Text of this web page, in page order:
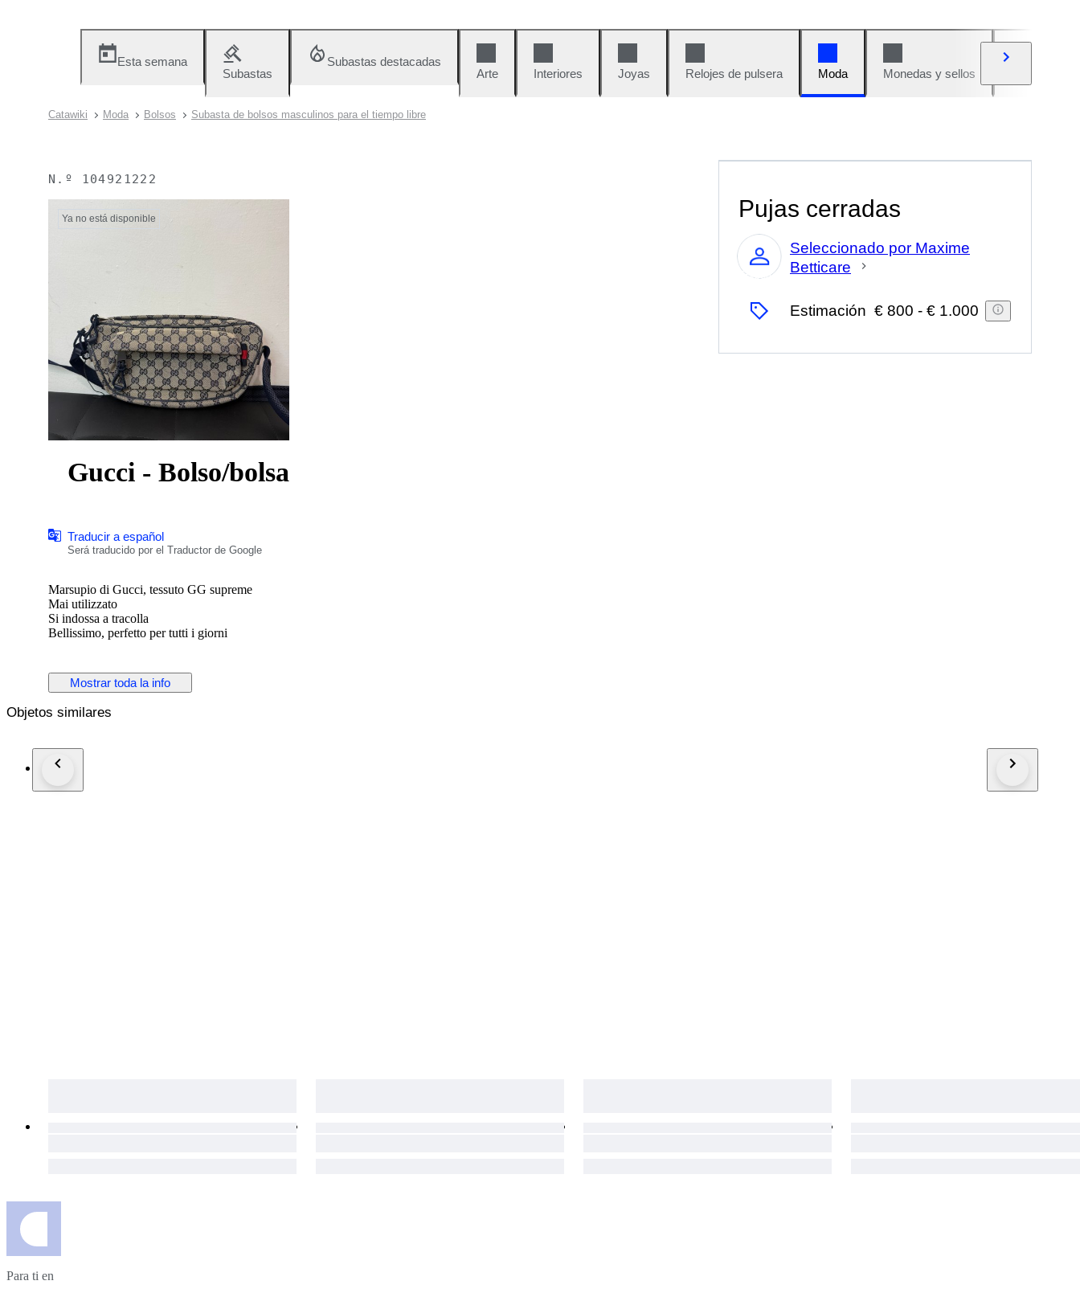
Esta semana
Subastas
Subastas destacadas
Arte
Interiores Joyas Relojes de pulsera Moda Monedas y sellos
Catawiki Moda Bolsos Subasta de bolsos masculinos para el tiempo libre
N.º 104921222
Ya no está disponible
Gucci - Bolso/bolsa
Traducir a español
Será traducido por el Traductor de Google
Marsupio di Gucci, tessuto GG supreme
Mai utilizzato
Si indossa a tracolla
Bellissimo, perfetto per tutti i giorni
Mostrar toda la info
Pujas cerradas
Experto
Seleccionado por Maxime
Betticare
Estimación € 800 - € 1.000
Objetos similares
Para ti en